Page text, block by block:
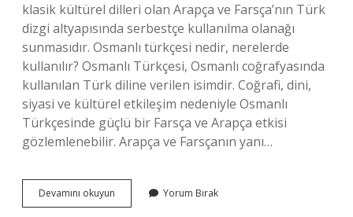
klasik kültürel dilleri olan Arapça ve Farsça’nın Türk
dizgi altyapısında serbestçe kullanılma olanağı
sunmasıdır. Osmanlı türkçesi nedir, nerelerde
kullanılır? Osmanlı Türkçesi, Osmanlı coğrafyasında
kullanılan Türk diline verilen isimdir. Coğrafi, dini,
siyasi ve kültürel etkileşim nedeniyle Osmanlı
Türkçesinde güçlü bir Farsça ve Arapça etkisi
gözlemlenebilir. Arapça ve Farsçanın yanı…
Devamını okuyun Osmanlı
Epigrafisi
Yorum Bırak